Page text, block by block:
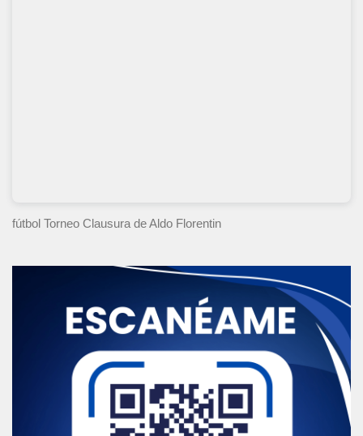
fútbol Torneo Clausura de Aldo Florentin